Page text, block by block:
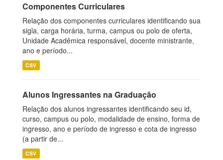
Componentes Curriculares
Relação dos componentes curriculares identificando sua
sigla, carga horária, turma, campus ou polo de oferta,
Unidade Acadêmica responsável, docente ministrante,
ano e período...
CSV
Alunos Ingressantes na Graduação
Relação dos alunos ingressantes identificando seu id,
curso, campus ou polo, modalidade de ensino, forma de
ingresso, ano e período de ingresso e cota de ingresso
(a partir de...
CSV